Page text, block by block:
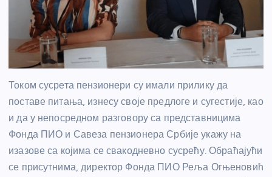
Током сусрета пензионери су имали прилику да
поставе питања, изнесу своје предлоге и сугестије, као
и да у непосредном разговору са представницима
Фонда ПИО и Савеза пензионера Србије укажу на
изазове са којима се свакодневно сусрећу. Обраћајући
се присутнима, директор Фонда ПИО Реља Огњеновић